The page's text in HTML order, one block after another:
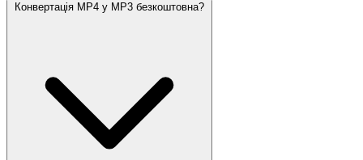
Конвертація MP4 у MP3 безкоштовна?